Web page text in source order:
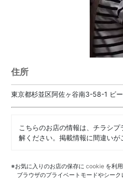
住所
東京都杉並区阿佐ヶ谷南3-58-1 ビ
こちらのお店の情報は、チラシ
解ください。掲載情報に間違いが
※お気に入りのお店の保存に cookie を利
ブラウザのプライベートモードやシー